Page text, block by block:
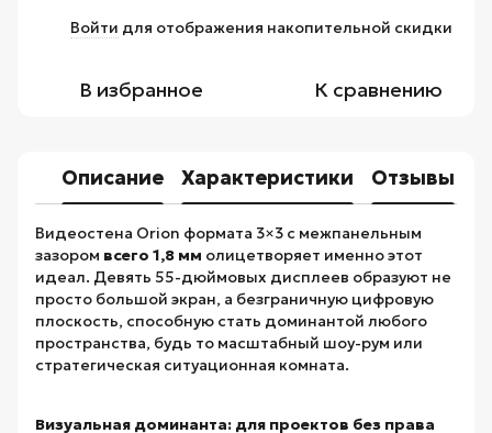
Войти для отображения накопительной скидки
В избранное К сравнению
Описание Характеристики Отзывы
Видеостена Orion формата 3×3 с межпанельным
зазором всего 1,8 мм олицетворяет именно этот
идеал. Девять 55-дюймовых дисплеев образуют не
просто большой экран, а безграничную цифровую
плоскость, способную стать доминантой любого
пространства, будь то масштабный шоу-рум или
стратегическая ситуационная комната.
Визуальная доминанта: для проектов без права